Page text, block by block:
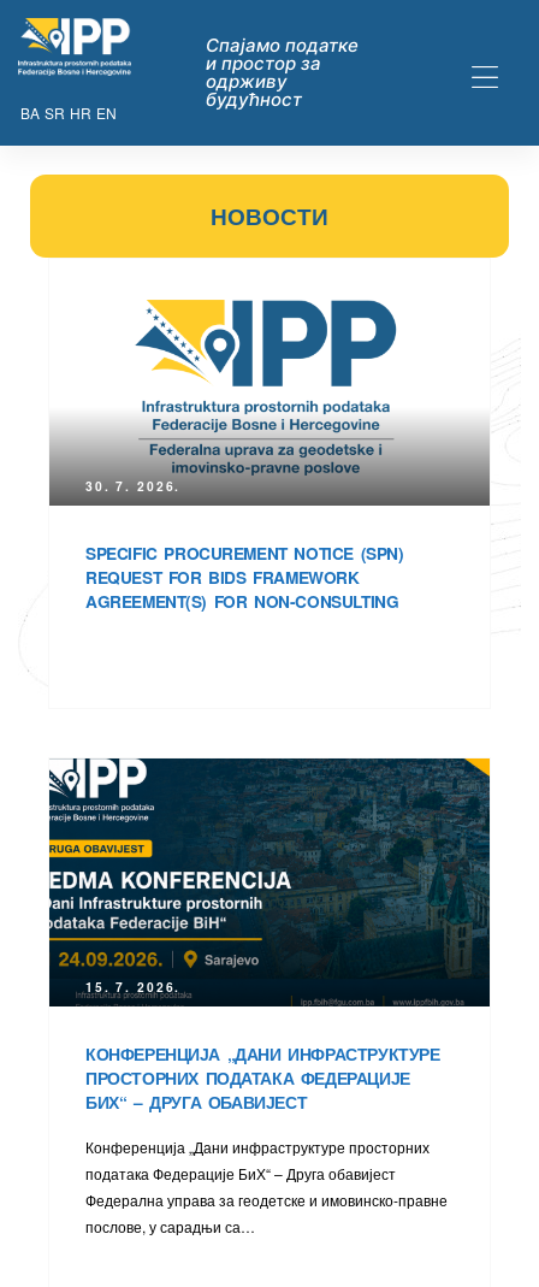
BA SR HR EN
Спајамо податке
и простор за
одрживу
будућност
НОВОСТИ
30. 7. 2026.
SPECIFIC PROCUREMENT NOTICE (SPN)
REQUEST FOR BIDS FRAMEWORK
AGREEMENT(S) FOR NON-CONSULTING
15. 7. 2026.
КОНФЕРЕНЦИЈА „ДАНИ ИНФРАСТРУКТУРЕ
ПРОСТОРНИХ ПОДАТАКА ФЕДЕРАЦИЈЕ
БИХ“ – ДРУГА ОБАВИЈЕСТ
Конференција „Дани инфраструктуре просторних
података Федерације БиХ“ – Друга обавијест
Федерална управа за геодетске и имовинско-правне
послове, у сарадњи са…
опћих